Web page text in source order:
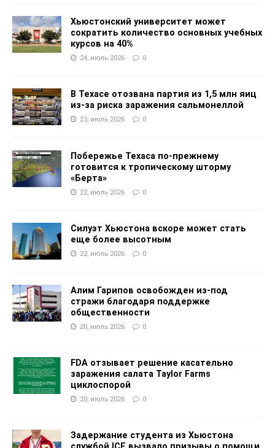
Хьюстонский университет может
сократить количество основных учебных
курсов на 40%
24, июль 2026 0
В Техасе отозвана партия из 1,5 млн яиц
из-за риска заражения сальмонеллой
23, июль 2026 0
Побережье Техаса по-прежнему
готовится к тропическому шторму
«Берта»
22, июль 2026 0
Силуэт Хьюстона вскоре может стать
еще более высотным
22, июль 2026 0
Алим Гарипов освобожден из-под
стражи благодаря поддержке
общественности
20, июль 2026 0
FDA отзывает решение касательно
заражения салата Taylor Farms
циклоспорой
20, июль 2026 0
Задержание студента из Хьюстона